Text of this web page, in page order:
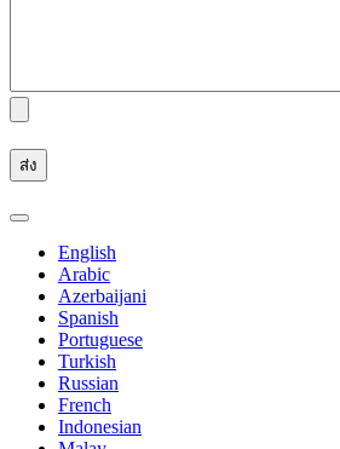
English
Arabic
Azerbaijani
Spanish
Portuguese
Turkish
Russian
French
Indonesian